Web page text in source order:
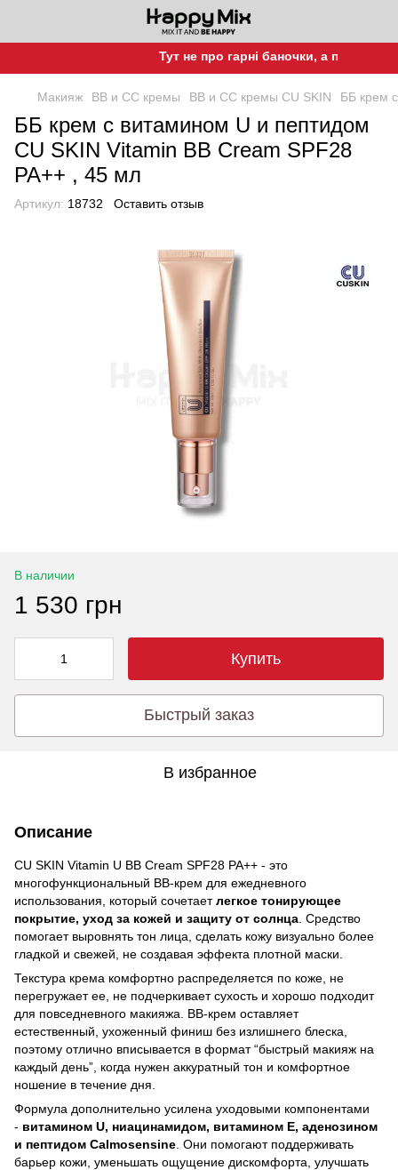
Тут не про гарні баночки, а про гарну
Макияж BB и CC кремы BB и CC кремы CU SKIN ББ крем
ББ крем с витамином U и пептидом
CU SKIN Vitamin BB Cream SPF28
PA++ , 45 мл
Артикул: 18732 Оставить отзыв
В наличии
1 530 грн
Купить
Быстрый заказ
В избранное
Описание
CU SKIN Vitamin U BB Cream SPF28 PA++ - это
многофункциональный BB-крем для ежедневного
использования, который сочетаетлегкое тонирующее
покрытие, уход за кожей и защиту от солнца . Средство
помогает выровнять тон лица, сделать кожу визуально более
гладкой и свежей, не создавая эффекта плотной маски.
Текстура крема комфортно распределяется по коже, не
перегружает ее, не подчеркивает сухость и хорошо подходит
для повседневного макияжа. BB-крем оставляет
естественный, ухоженный финиш без излишнего блеска,
поэтому отлично вписывается в формат “быстрый макияж на
каждый день”, когда нужен аккуратный тон и комфортное
ношение в течение дня.
Формула дополнительно усилена уходовыми компонентами
- витамином U, ниацинамидом, витамином E, аденозином
и пептидом Calmosensine . Они помогают поддерживать
барьер кожи, уменьшать ощущение дискомфорта, улучшать